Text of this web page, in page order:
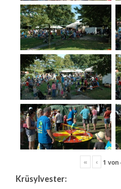
« ‹ 1 von
Krüsylvester: